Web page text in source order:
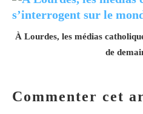
À Lourdes, les médias
de
Commenter cet